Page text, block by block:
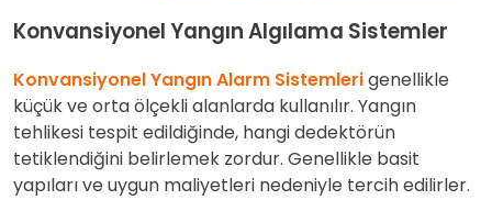
Konvansiyonel YangınAlgılama Sistemler
Konvansiyonel Yangın Alarm Sistemlerigenellikle
küçük ve orta ölçekli alanlarda kullanılır. Yangın
tehlikesi tespit edildiğinde, hangi dedektörün
tetiklendiğini belirlemek zordur. Genellikle basit
yapıları ve uygun maliyetleri nedeniyle tercih edilirler.